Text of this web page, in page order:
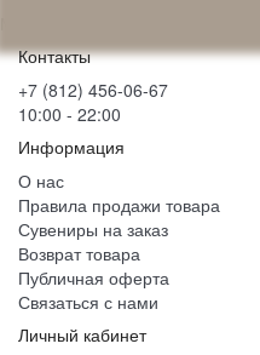
Контакты
+7 (812) 456-06-67
10:00 - 22:00
Информация
О нас
Правила продажи товара
Сувениры на заказ
Возврат товара
Публичная оферта
Связаться с нами
Личный кабинет